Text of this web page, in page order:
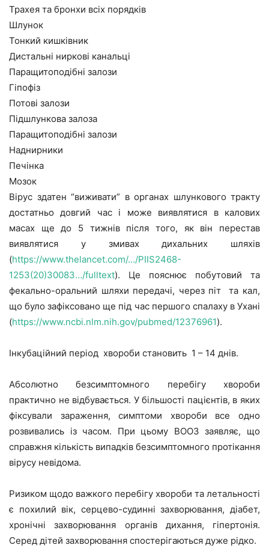
Трахея та бронхи всіх порядків
Шлунок
Тонкий кишківник
Дистальні ниркові канальці
Паращитоподібні залози
Гіпофіз
Потові залози
Підшлункова залоза
Паращитоподібні залози
Наднирники
Печінка
Мозок
Вірус здатен “виживати” в органах шлункового тракту
достатньо довгий час і може виявлятися в калових
масах ще до 5 тижнів після того, як він перестав
виявлятися у змивах дихальних шляхів
(https://www.thelancet.com/…/PIIS2468-
1253(20)30083…/fulltext). Це пояснює побутовий та
фекально-оральний шляхи передачі, через піт та кал,
що було зафіксовано ще під час першого спалаху в Ухані
(https://www.ncbi.nlm.nih.gov/pubmed/12376961).
Інкубаційний період хвороби становить 1 – 14 днів.
Абсолютно безсимптомного перебігу хвороби
практично не відбувається. У більшості пацієнтів, в яких
фіксували зараження, симптоми хвороби все одно
розвивались із часом. При цьому ВООЗ заявляє, що
справжня кількість випадків безсимптомного протікання
вірусу невідома.
Ризиком щодо важкого перебігу хвороби та летальності
є похилий вік, серцево-судинні захворювання, діабет,
хронічні захворювання органів дихання, гіпертонія.
Серед дітей захворювання спостерігаються дуже рідко.